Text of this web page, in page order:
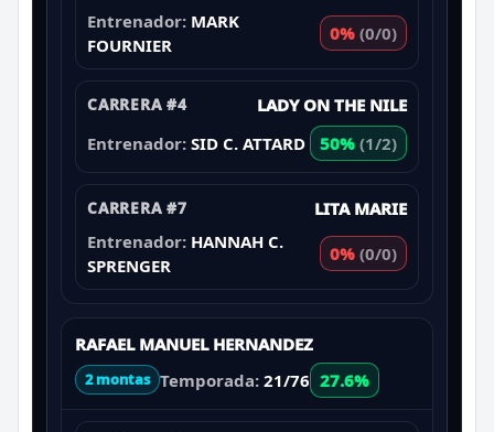
Entrenador: MARK
FOURNIER
0% (0/0)
CARRERA #4
LADY ON THE NILE
Entrenador: SID C. ATTARD 50% (1/2)
CARRERA #7
LITA MARIE
Entrenador: HANNAH C.
SPRENGER
0% (0/0)
RAFAEL MANUEL HERNANDEZ
2 montas Temporada: 21/76 27.6%